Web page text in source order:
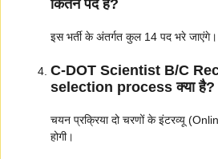
कितने पद हैं?
इस भर्ती के अंतर्गत कुल 14 पद भरे जाएंगे।
C-DOT Scientist B/C
selection process क्या है?
चयन प्रक्रिया दो चरणों के इंटरव्यू
होगी।